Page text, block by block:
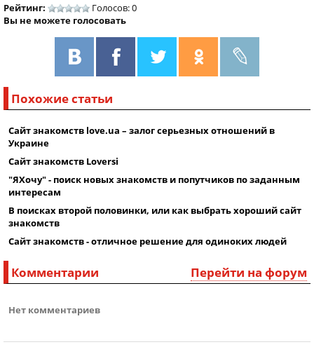
Рейтинг:
Голосов: 0
Вы не можете голосовать
Похожие статьи
Сайт знакомств love.ua – залог серьезных отношений в
Украине
Сайт знакомств Loversi
"ЯХочу" - поиск новых знакомств и попутчиков по заданным
интересам
В поисках второй половинки, или как выбрать хороший сайт
знакомств
Сайт знакомств - отличное решение для одиноких людей
Перейти на форум
Комментарии
Нет комментариев